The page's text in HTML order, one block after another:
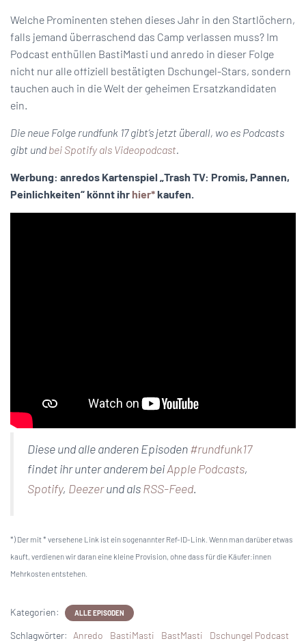
Welche Prominenten stehen dieses Jahr in den Startlöchern,
falls jemand überraschend das Camp verlassen muss? Im
Podcast enthüllen BastiMasti und anredo in dieser Folge
nicht nur alle offiziell bestätigten Dschungel-Stars, sondern
tauchen auch in die Welt der geheimen Ersatzkandidaten
ein.
Die neue Folge rundfunk 17 gibt’s jetzt überall, wo es Podcasts
gibt und bei Spotify als Videopodcast.
Werbung: anredos Kartenspiel „Trash TV: Promis, Pannen,
Peinlichkeiten“ könnt ihrhier*kaufen.
Diese und alle anderen Episoden#rundfunk17
findet ihr unter anderem beiApple Podcasts,
Spotify, Deezerund alsRSS-Feed.
*) Der mit * versehene Link ist ein sogenannter Ref-ID-Link. Wenn man darüber etwas
kauft, verdienen wir daran eine kleine Provision, ohne dass für die Käufer:innen
Mehrkosten entstehen.
Kategorien: ALLE EPISODEN
Schlagwörter: Anredo BastiMasti BastMasti Dschungel Podcast